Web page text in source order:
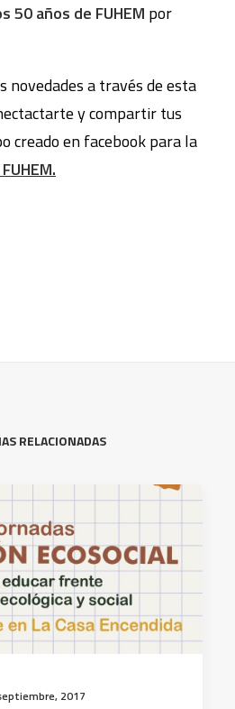
50 años de FUHEM por
novedades a través de esta
y compartir tus
creado en facebook para la
.
RELACIONADAS
2017